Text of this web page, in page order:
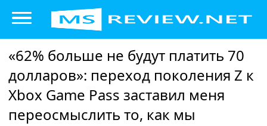
«62% больше не будут платить 70
долларов»: переход поколения Z к
Xbox Game Pass заставил меня
переосмыслить то, как мы